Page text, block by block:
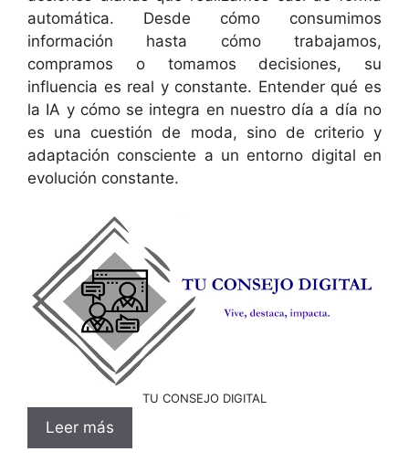
automática. Desde cómo consumimos
información hasta cómo trabajamos,
compramos o tomamos decisiones, su
influencia es real y constante. Entender qué es
la IA y cómo se integra en nuestro día a día no
es una cuestión de moda, sino de criterio y
adaptación consciente a un entorno digital en
evolución constante.
TU CONSEJO DIGITAL
Leer más